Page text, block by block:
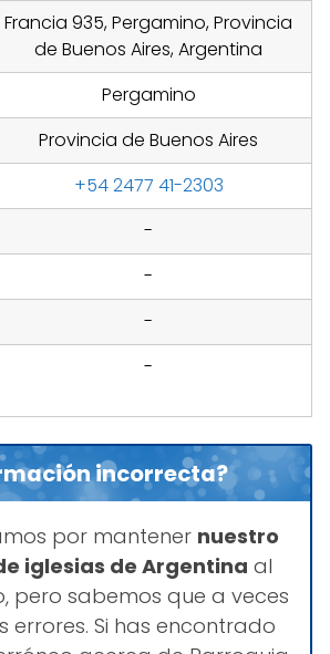
Francia 935, Pergamino, Provincia
de Buenos Aires, Argentina
Pergamino
Provincia de Buenos Aires
+54 2477 41-2303
-
-
-
-
incorrecta?
por mantener nuestro
iglesias de Argentina al
pero sabemos que a veces
errores. Si has encontrado